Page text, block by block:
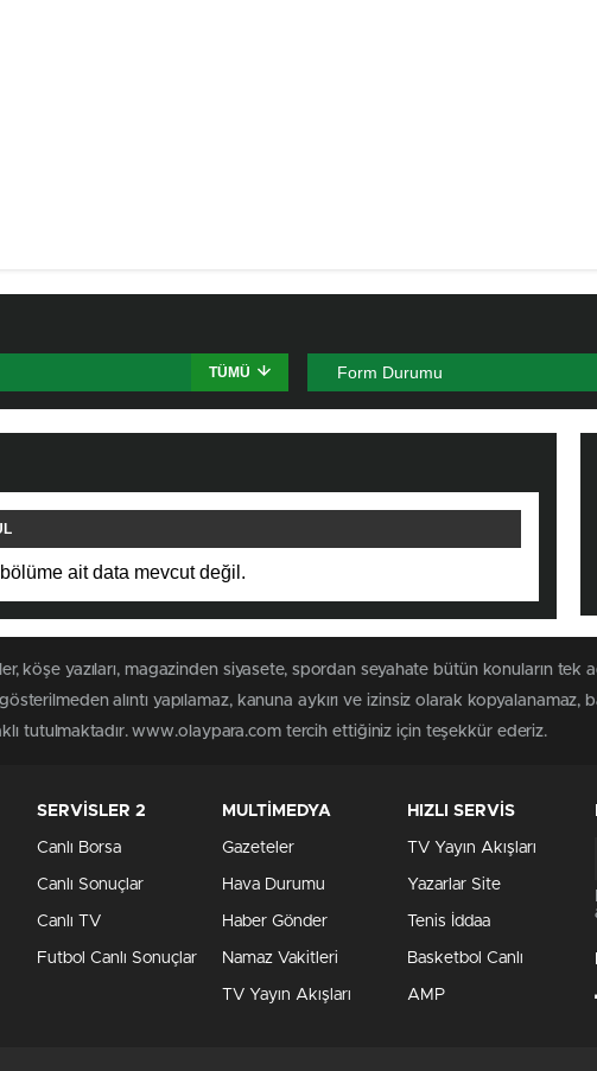
Form Durumu
TÜMÜ
ait data mevcut değil.
köşe yazıları, magazinden siyasete, spordan seyahate bütün konuların
alıntı yapılamaz, kanuna aykırı ve izinsiz olarak kopyalanamaz,
tutulmaktadır. www.olaypara.com tercih ettiğiniz için teşekkür ederiz.
SERVİSLER 2
Canlı Borsa
Canlı Sonuçlar
Canlı TV
Futbol Canlı Sonuçlar
MULTİMEDYA
Gazeteler
Hava Durumu
Haber Gönder
Namaz Vakitleri
TV Yayın Akışları
HIZLI SERVİS
TV Yayın Akışları
Yazarlar Site
Tenis İddaa
Basketbol Canlı
AMP